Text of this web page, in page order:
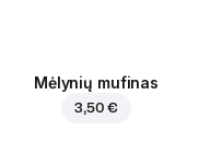
Mėlynių mufinas
3,50 €